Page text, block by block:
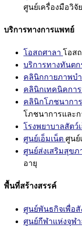
ศูนย์เครื่องมือวิจั
บริการทางการแพทย์
โอสถศาลา โอส
บริการทางทันตก
คลินิกกายภาพบ
คลินิกเทคนิคกา
คลินิกโภชนากา
โภชนาการและ
โรงพยาบาลสัตว์
ศูนย์เอ็มเน็ต ศูนย์
ศูนย์ส่งเสริมสุขภ
อายุ
พื้นที่สร้างสรรค์
ศูนย์พันธกิจเพื่อสั
ศูนย์กีฬาแห่งจุฬ